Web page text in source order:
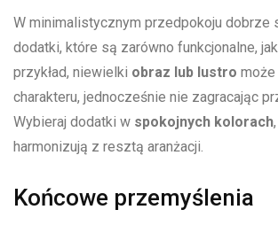
W minimalistycznym przedpokoju dobrze
dodatki, ‍które są‌ zarówno funkcjonalne,
przykład, niewielki‌ obraz lub lustro
charakteru, ⁢jednocześnie nie zagracając
Wybieraj​ dodatki w spokojnych kolorach
harmonizują z⁣ resztą aranżacji.
Końcowe przemyślenia